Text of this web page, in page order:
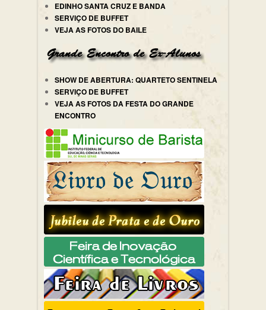
EDINHO SANTA CRUZ E BANDA
SERVIÇO DE BUFFET
VEJA AS FOTOS DO BAILE
SHOW DE ABERTURA: QUARTETO SENTINELA
SERVIÇO DE BUFFET
VEJA AS FOTOS DA FESTA DO GRANDE
ENCONTRO